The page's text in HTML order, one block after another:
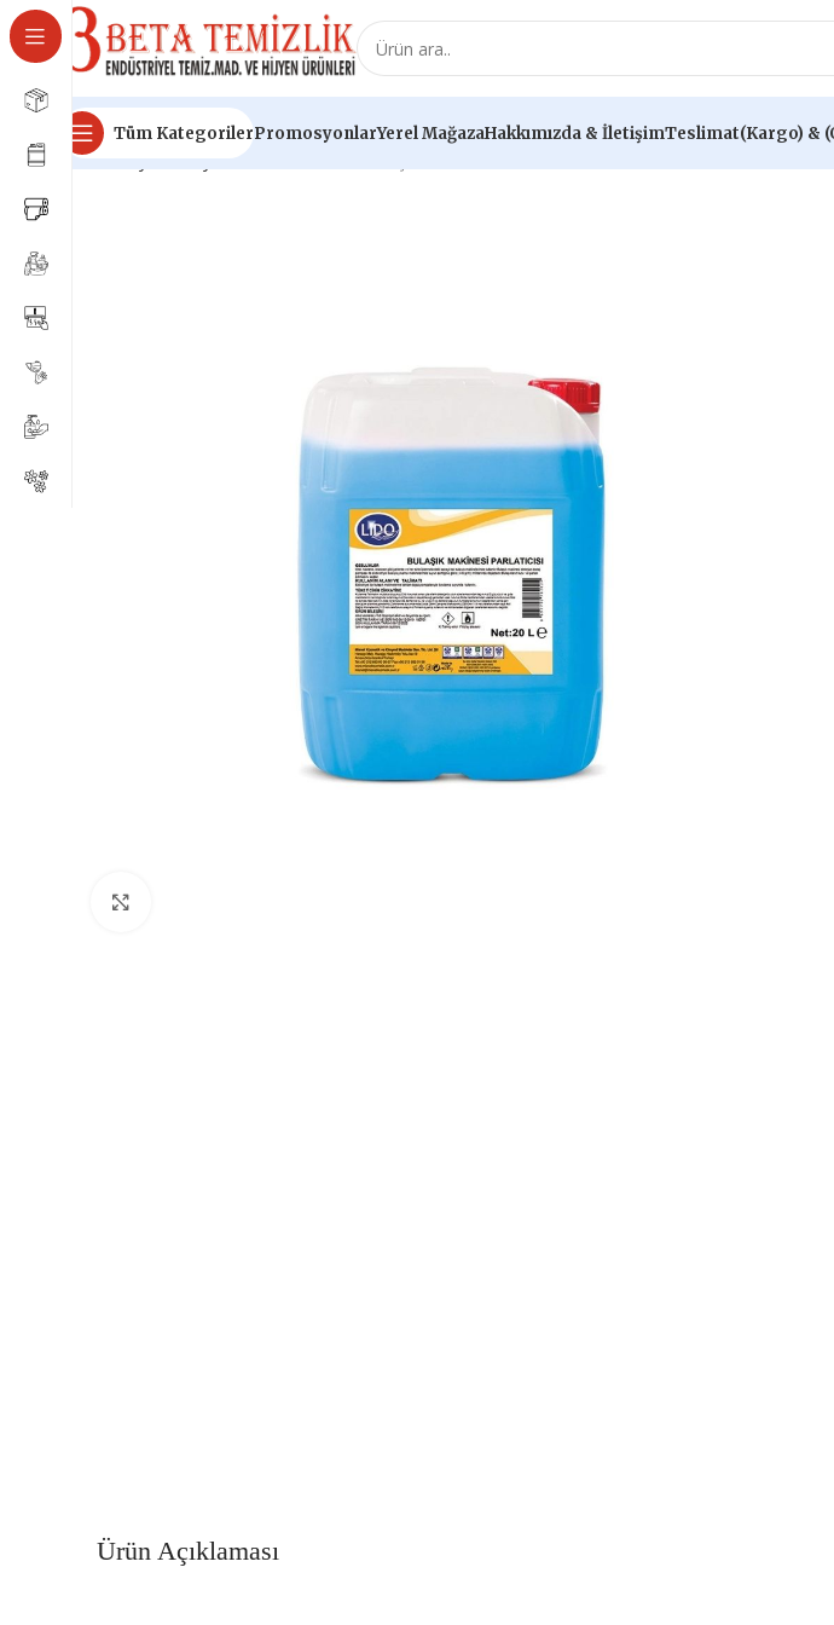
Tüm KategorilerPromosyonlarYerel MağazaHakkımızda & İletişimTeslimat(Kargo) &
Ana Sayfa Kimyasal Ürünleri
Ürün Açıklaması